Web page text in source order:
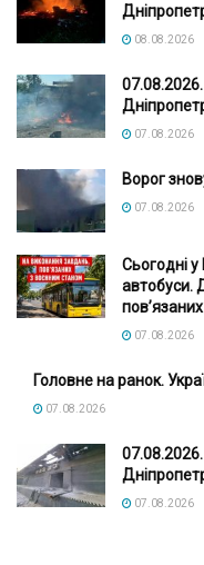
08.08.2026
07.08.2026
Ворог
07.08.2026
Сьогодні
автобуси.
07.08.2026
Головне на ранок.
07.08.2026
07.08.2026